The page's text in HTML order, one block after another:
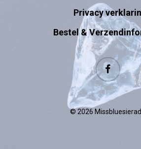
Privacy
Bestel &
facebook
© 2026